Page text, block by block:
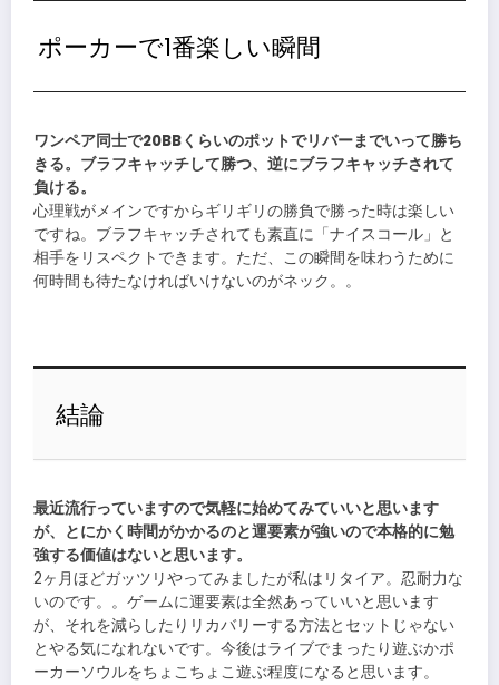
ポーカーで1番楽しい瞬間
ワンペア同士で20BBくらいのポットでリバーまでいって勝ち
きる。ブラフキャッチして勝つ、逆にブラフキャッチされて
負ける。
心理戦がメインですからギリギリの勝負で勝った時は楽しい
ですね。ブラフキャッチされても素直に「ナイスコール」と
相手をリスペクトできます。ただ、この瞬間を味わうために
何時間も待たなければいけないのがネック。。
結論
最近流行っていますので気軽に始めてみていいと思います
が、とにかく時間がかかるのと運要素が強いので本格的に勉
強する価値はないと思います。
2ヶ月ほどガッツリやってみましたが私はリタイア。忍耐力な
いのです。。ゲームに運要素は全然あっていいと思います
が、それを減らしたりリカバリーする方法とセットじゃない
とやる気になれないです。今後はライブでまったり遊ぶかポ
ーカーソウルをちょこちょこ遊ぶ程度になると思います。